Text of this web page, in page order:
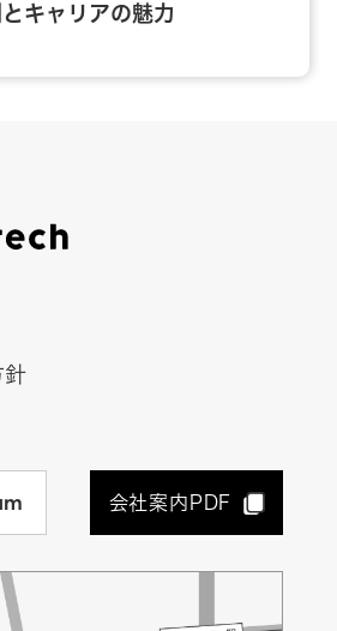
キャリアの魅力
針
会社案内PDF